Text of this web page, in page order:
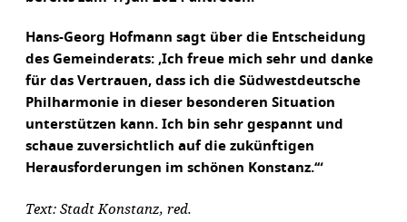
Hans-Georg Hofmann sagt über die Entscheidung
des Gemeinderats: ‚Ich freue mich sehr und danke
für das Vertrauen, dass ich die Südwestdeutsche
Philharmonie in dieser besonderen Situation
unterstützen kann. Ich bin sehr gespannt und
schaue zuversichtlich auf die zukünftigen
Herausforderungen im schönen Konstanz.‘“
Text: Stadt Konstanz, red.